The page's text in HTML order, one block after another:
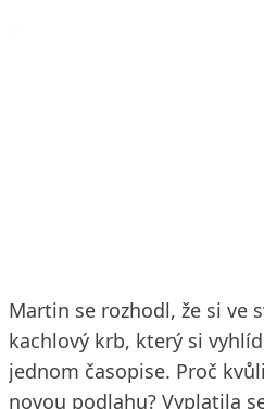
Martin se rozhodl, že si ve
kachlový krb, který si
jednom časopise. Proč
novou podlahu? Vyplatila